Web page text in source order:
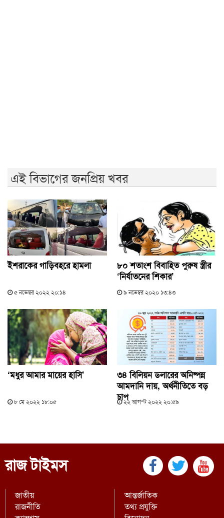
এই বিভাগের জনপ্রিয় খবর
ইশরাকের গাড়িবহরে হামলা
৫ নভেম্বর ২০২২ ২০:১৪
৮০ শতাংশ বিবাহিত পুরুষ স্ত্রীর
‘নির্যাতনের শিকার’
৯ নভেম্বর ২০২০ ১৩:৪৩
‘মধুর আমার মায়ের হাসি’
৮ মে ২০২২ ১৮:০৫
৩৪ বিলিয়ন ডলারের অনিষ্পন্ন
আমদানি দায়, অর্থনীতিতে বড়
চাপ২২ আগস্ট ২০২২ ২০:৫৯
রাজ টাইমস
জাতীয়
রাজনীতি
আন্তর্জাতিক
তথ্য প্রযুক্তি